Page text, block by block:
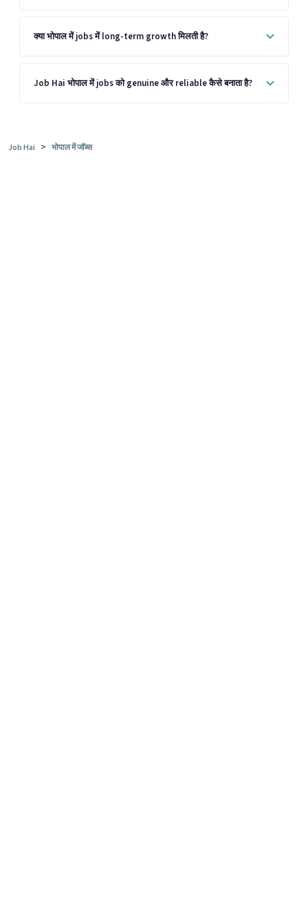
क्या भोपाल में jobs में long-term growth मिलती है?
Job Hai भोपाल में jobs को genuine और reliable कैसे बनाता है?
Job Hai > भोपाल में जॉब्स